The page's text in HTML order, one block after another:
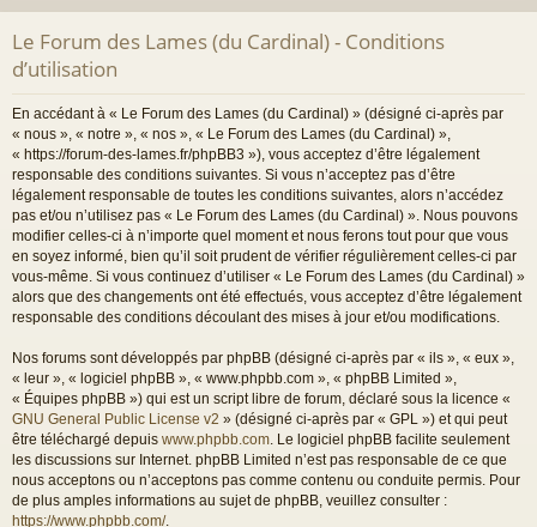
Le Forum des Lames (du Cardinal) - Conditions
d’utilisation
En accédant à « Le Forum des Lames (du Cardinal) » (désigné ci-après par
« nous », « notre », « nos », « Le Forum des Lames (du Cardinal) »,
« https://forum-des-lames.fr/phpBB3 »), vous acceptez d’être légalement
responsable des conditions suivantes. Si vous n’acceptez pas d’être
légalement responsable de toutes les conditions suivantes, alors n’accédez
pas et/ou n’utilisez pas « Le Forum des Lames (du Cardinal) ». Nous pouvons
modifier celles-ci à n’importe quel moment et nous ferons tout pour que vous
en soyez informé, bien qu’il soit prudent de vérifier régulièrement celles-ci par
vous-même. Si vous continuez d’utiliser « Le Forum des Lames (du Cardinal) »
alors que des changements ont été effectués, vous acceptez d’être légalement
responsable des conditions découlant des mises à jour et/ou modifications.
Nos forums sont développés par phpBB (désigné ci-après par « ils », « eux »,
« leur », « logiciel phpBB », « www.phpbb.com », « phpBB Limited »,
« Équipes phpBB ») qui est un script libre de forum, déclaré sous la licence «
GNU General Public License v2 » (désigné ci-après par « GPL ») et qui peut
être téléchargé depuis www.phpbb.com. Le logiciel phpBB facilite seulement
les discussions sur Internet. phpBB Limited n’est pas responsable de ce que
nous acceptons ou n’acceptons pas comme contenu ou conduite permis. Pour
de plus amples informations au sujet de phpBB, veuillez consulter :
https://www.phpbb.com/.